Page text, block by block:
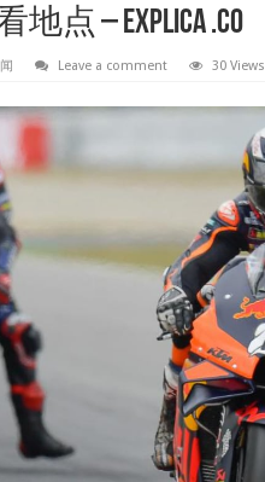
点 – Explica .co
Leave a comment 30 Views